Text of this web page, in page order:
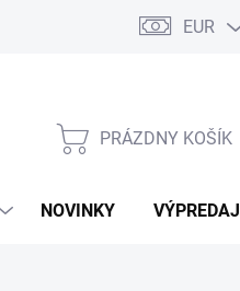
EUR
NÁKUPNÝ
PRÁZDNY KOŠÍK
NOVINKY VÝPREDAJ